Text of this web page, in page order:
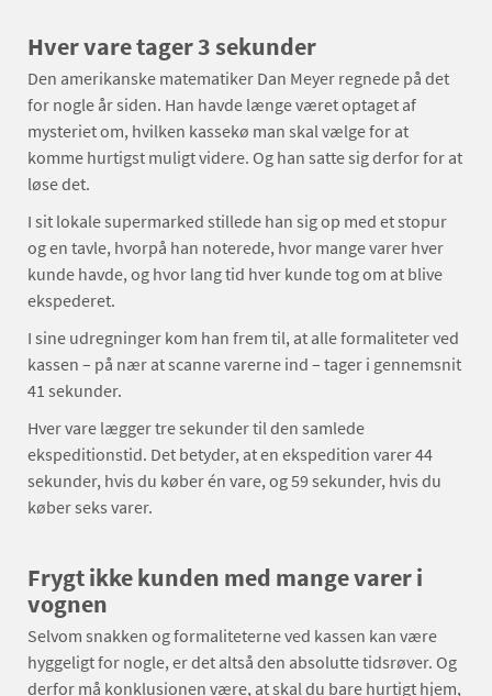
Hver vare tager 3 sekunder
Den amerikanske matematiker Dan Meyer regnede på det
for nogle år siden. Han havde længe været optaget af
mysteriet om, hvilken kassekø man skal vælge for at
komme hurtigst muligt videre. Og han satte sig derfor for at
løse det.
I sit lokale supermarked stillede han sig op med et stopur
og en tavle, hvorpå han noterede, hvor mange varer hver
kunde havde, og hvor lang tid hver kunde tog om at blive
ekspederet.
I sine udregninger kom han frem til, at alle formaliteter ved
kassen – på nær at scanne varerne ind – tager i gennemsnit
41 sekunder.
Hver vare lægger tre sekunder til den samlede
ekspeditionstid. Det betyder, at en ekspedition varer 44
sekunder, hvis du køber én vare, og 59 sekunder, hvis du
køber seks varer.
Frygt ikke kunden med mange varer i
vognen
Selvom snakken og formaliteterne ved kassen kan være
hyggeligt for nogle, er det altså den absolutte tidsrøver. Og
derfor må konklusionen være, at skal du bare hurtigt hjem,